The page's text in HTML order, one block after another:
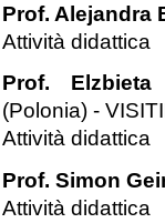
Prof. Alejandra
Attività didattica
Prof. Elzbieta
(Polonia) -
Attività didattica
Prof. Simon
Attività didattica